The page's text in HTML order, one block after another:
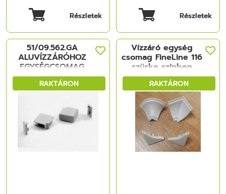
Részletek Részletek
RAKTÁRON
51/09.562.GA
ALUVÍZZÁRÓHOZ
EGYSÉGCSOMAG
VILÁGOS SZÜRKE
MÜANYAG RAKTÁRON
Vízzáró egység
csomag FineLine 116
szürke színben